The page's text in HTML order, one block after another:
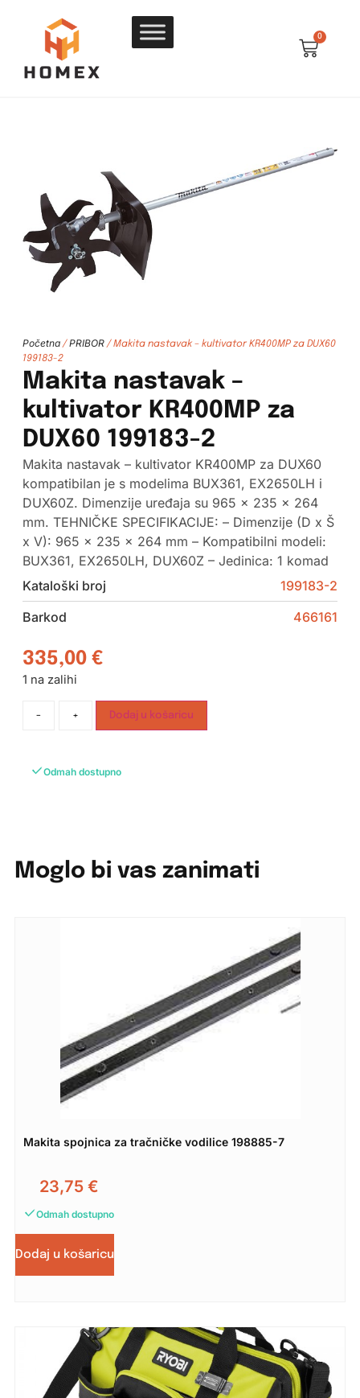
0
Početna/ PRIBOR/ Makita nastavak – kultivator KR400MP za DUX60
199183-2
Makita nastavak –
kultivator KR400MP za
DUX60 199183-2
Makita nastavak – kultivator KR400MP za DUX60
kompatibilan je s modelima BUX361, EX2650LH i
DUX60Z. Dimenzije uređaja su 965 x 235 x 264
mm. TEHNIČKE SPECIFIKACIJE: – Dimenzije (D x Š
x V): 965 x 235 x 264 mm – Kompatibilni modeli:
BUX361, EX2650LH, DUX60Z – Jedinica: 1 komad
Kataloški broj
199183-2
Barkod
466161
335,00 €
1 na zalihi
- + Dodaj u košaricu
Odmah dostupno
Moglo bi vas zanimati
Makita spojnica za tračničke vodilice 198885-7
23,75 €
Odmah dostupno
Dodaj u košaricu